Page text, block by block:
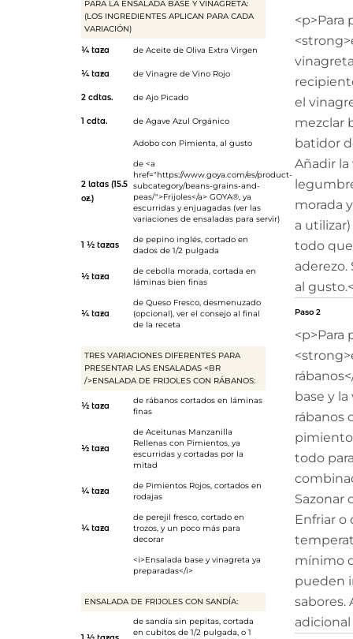
PARA LA ENSALADA BASE Y VINAGRETA:
(LOS INGREDIENTES APLICAN PARA CADA
VARIACIÓN)
¼ taza de Aceite de Oliva Extra Virgen
¼ taza de Vinagre de Vino Rojo
2 cdtas. de Ajo Picado
1 cdta. de Agave Azul Orgánico
Adobo con Pimienta, al gusto
2 latas (15.5
oz.)
de <a
href="https://www.goya.com/es/product-
subcategory/beans-grains-and-
peas/">Frijoles</a> GOYA®, ya
escurridas y enjuagadas (ver las
variaciones de ensaladas para servir)
1 ½ tazas
de pepino inglés, cortado en
dados de 1/2 pulgada
½ taza
de cebolla morada, cortada en
láminas bien finas
¼ taza
de Queso Fresco, desmenuzado
(opcional), ver el consejo al final
de la receta
TRES VARIACIONES DIFERENTES PARA
PRESENTAR LAS ENSALADAS <BR
/>ENSALADA DE FRIJOLES CON RÁBANOS:
½ taza
de rábanos cortados en láminas
finas
½ taza
de Aceitunas Manzanilla
Rellenas con Pimientos, ya
escurridas y cortadas por la
mitad
¼ taza
de Pimientos Rojos, cortados en
rodajas
¼ taza
de perejil fresco, cortado en
trozos, y un poco más para
decorar
<i>Ensalada base y vinagreta ya
preparadas</i>
ENSALADA DE FRIJOLES CON SANDÍA:
de sandía sin pepitas, cortada
en cubitos de 1/2 pulgada, o 1
<p>Para
el
mezclar
batidor
Añadir
morada
a
todo
aderezo.
al
Paso 2
<p>Para
base y
rábanos
todo
Sazonar
Enfriar o
mínimo
pueden
sabores.
adicional